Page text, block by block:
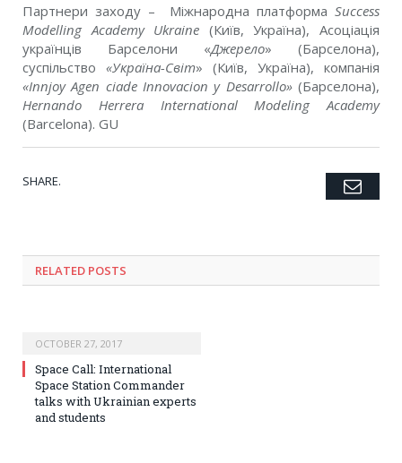
Партнери заходу – Міжнародна платформа Success
Modelling Academy Ukraine (Київ, Україна), Асоціація
українців Барселони «Джерело» (Барселона),
cуспільство «Україна-Світ» (Київ, Україна), компанія
«Innjoy Agen ciade Innovacion y Desarrollo»(Барселона),
Hernando Herrera International Modeling Academy
(Barcelona). GU
SHARE. Twitter
Facebook
Google+
Pinterest
LinkedIn
Tumblr
RELATED POSTS
OCTOBER 27, 2017
Space Call: International
Space Station Commander
talks with Ukrainian experts
and students